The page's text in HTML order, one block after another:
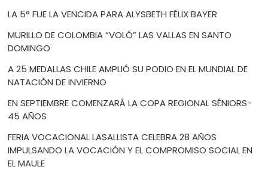
LA 5° FUE LA VENCIDA PARA ALYSBETH FÉLIX BAYER
MURILLO DE COLOMBIA “VOLÓ” LAS VALLAS EN SANTO
DOMINGO
A 25 MEDALLAS CHILE AMPLIÓ SU PODIO EN EL MUNDIAL DE
NATACIÓN DE INVIERNO
EN SEPTIEMBRE COMENZARÁ LA COPA REGIONAL SÉNIORS-
45 AÑOS
FERIA VOCACIONAL LASALLISTA CELEBRA 28 AÑOS
IMPULSANDO LA VOCACIÓN Y EL COMPROMISO SOCIAL EN
EL MAULE